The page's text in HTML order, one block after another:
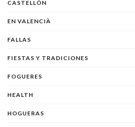
CASTELLÓN
EN VALENCIÀ
FALLAS
FIESTAS Y TRADICIONES
FOGUERES
HEALTH
HOGUERAS